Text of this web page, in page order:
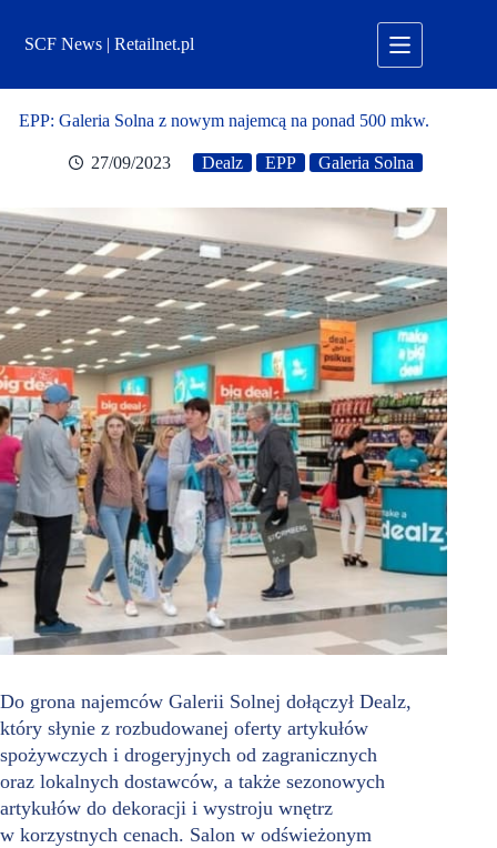
treściSCF News | Retailnet.pl
EPP: Galeria Solna z nowym najemcą na ponad 500 mkw.
27/09/2023 Dealz EPP Galeria Solna
Do grona najemców Galerii Solnej dołączył Dealz,
który słynie z rozbudowanej oferty artykułów
spożywczych i drogeryjnych od zagranicznych
oraz lokalnych dostawców, a także sezonowych
artykułów do dekoracji i wystroju wnętrz
w korzystnych cenach. Salon w odświeżonym